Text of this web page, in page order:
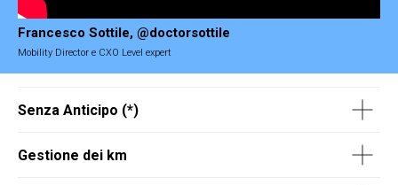
Francesco Sottile, @doctorsottile
Mobility Director e CXO Level expert
Senza Anticipo (*)
Gestione dei km